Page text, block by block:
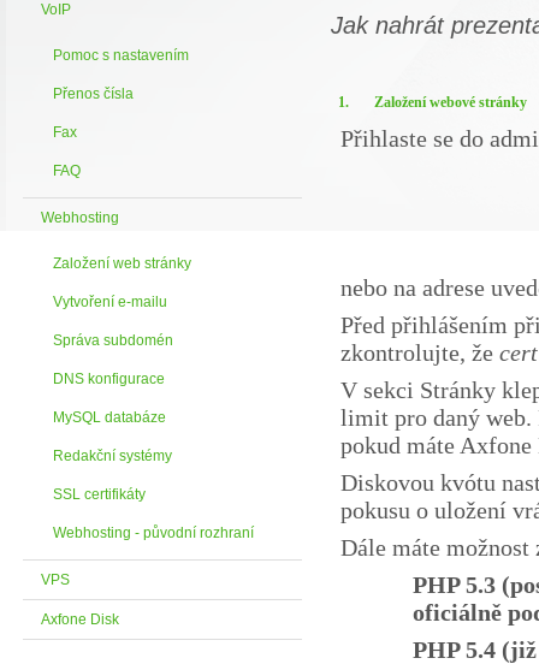
VoIP
Pomoc s nastavením
Přenos čísla
Fax
FAQ
Webhosting
Založení web stránky
Vytvoření e-mailu
Správa subdomén
DNS konfigurace
MySQL databáze
Redakční systémy
SSL certifikáty
Webhosting - původní rozhraní
VPS
Axfone Disk
Jak nahrát
1. Založení webové stránky
Přihlaste se do
nebo na adrese
Před přihlášením
zkontrolujte, že
V sekci Stránky
limit pro daný web.
pokud máte
Diskovou kvótu
pokusu o uložení
Dále máte
PHP 5.3
oficiálně
PHP 5.4